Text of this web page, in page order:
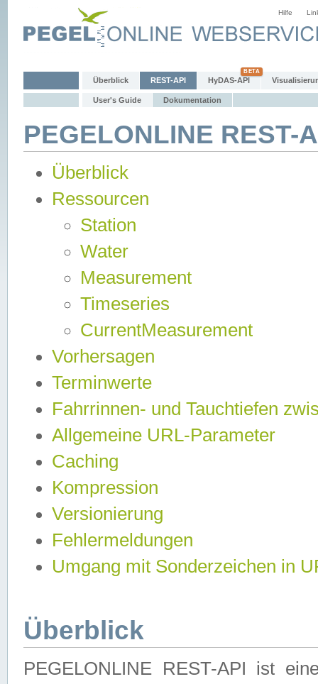
Hilfe
Überblick REST-API HyDAS-API
User's Guide Dokumentation
PEGELONLINE
Überblick
Ressourcen
Station
Water
Measurement
Timeseries
CurrentMeasurement
Vorhersagen
Terminwerte
Fahrrinnen- und Tauchtiefen
Allgemeine URL-Parameter
Caching
Kompression
Versionierung
Fehlermeldungen
Umgang mit Sonderzeichen in
Überblick
PEGELONLINE REST-API ist